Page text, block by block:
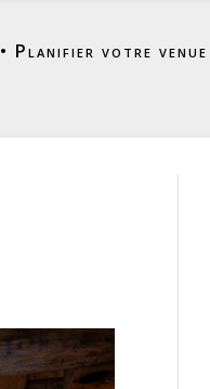
• Planifier votre venue